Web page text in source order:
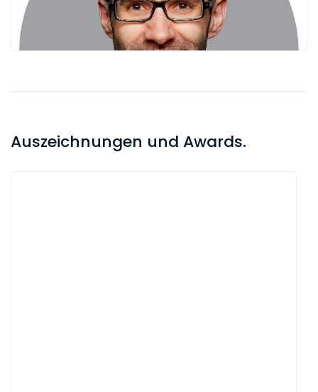
Auszeichnungen und Awards.